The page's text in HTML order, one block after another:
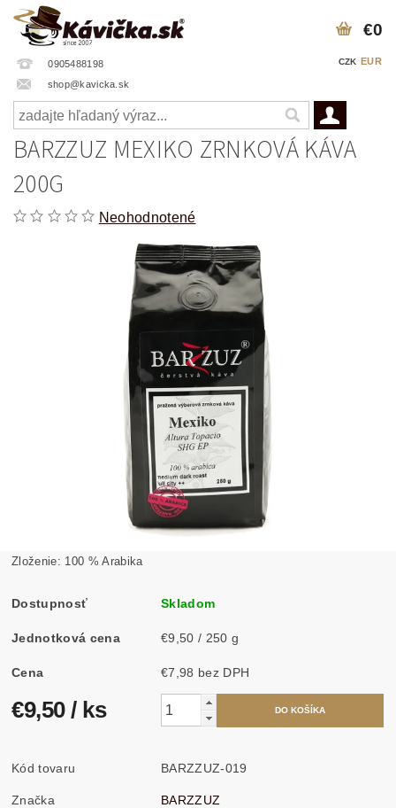
0905488198
shop@kavicka.sk
CZK EUR
€0
BARZZUZ MEXIKO ZRNKOVÁ KÁVA
200G
Neohodnotené
Zloženie: 100 % Arabika
Dostupnosť Skladom
Jednotková cena €9,50 / 250 g
Cena €7,98 bez DPH
€9,50/ ks
Kód tovaru BARZZUZ-019
Značka BARZZUZ